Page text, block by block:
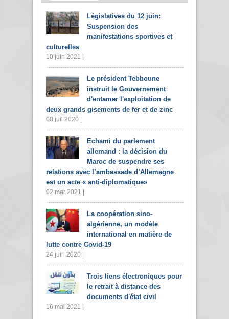
Législatives du 12 juin:
Suspension des
manifestations sportives et
culturelles
10 juin 2021 |
Le président Tebboune
instruit le Gouvernement
d'entamer l'exploitation de
deux grands gisements de fer et de zinc
08 juil 2020 |
Echami du parlement
allemand : la décision du
Maroc de suspendre ses
relations avec l’ambassade d’Allemagne
est un acte « anti-diplomatique»
02 mar 2021 |
La coopération sino-
algérienne, un modèle
international en matière de
lutte contre Covid-19
24 juin 2020 |
Trois liens électroniques pour
le retrait à distance des
documents d'état civil
16 mai 2021 |